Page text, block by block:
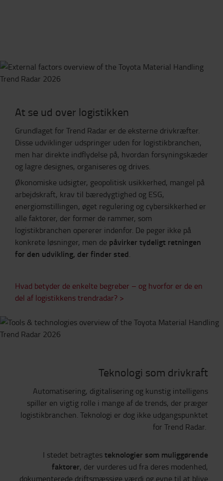
At se ud over logistikken
Grundlaget for Trend Radar er de eksterne drivkræfter.
Disse udviklinger udspringer uden for logistikbranchen,
men har direkte indflydelse på, hvordan forsyningskæder
og lagre designes, organiseres og drives.
Økonomiske udsigter, geopolitisk usikkerhed, mangel på
arbejdskraft, krav til bæredygtighed og ESG,
energiomstillingen, øget regulering og cybersikkerhed er
alle faktorer, der former de rammer, som
logistikbranchen opererer indenfor. De peger ikke på
konkrete løsninger, men de påvirker tydeligt retningen
for den udvikling, der finder sted.
Hvad betyder de enkelte begreber – og hvorfor er de en
del af logistikkens trendradar? >
Teknologi som drivkraft
Automatisering, digitalisering og kunstig intelligens
spiller en vigtig rolle i mange af de trends, der præger
logistikbranchen. Teknologi er dog ikke udgangspunktet
for Trend Radar.
I stedet betragtesteknologier som muliggørende
faktorer, der vurderes ud fra deres modenhed,
dokumenterede driftsmæssige værdi og evne til at blive